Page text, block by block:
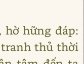
hờ hững đáp:
tranh thủ thời